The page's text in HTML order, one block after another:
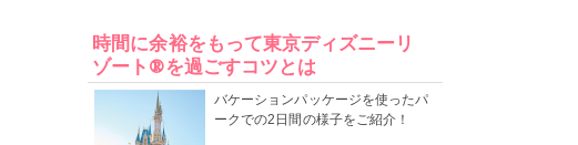
時間に余裕をもって東京ディズニーリ
ゾート®を過ごすコツとは
バケーションパッケージを使ったパ
ークでの2日間の様子をご紹介！